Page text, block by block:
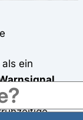
ein
in einigen